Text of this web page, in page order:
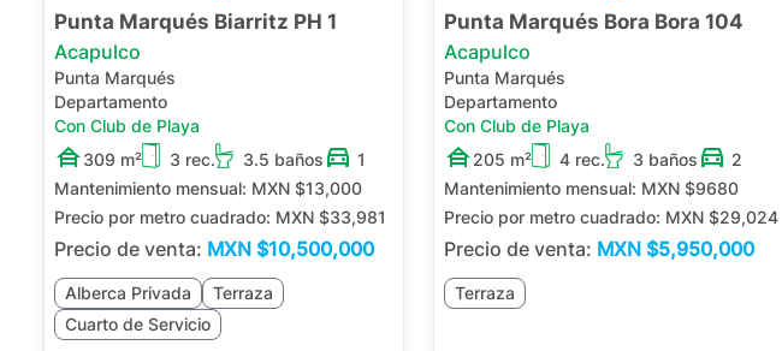
Punta Marqués Biarritz PH 1
Acapulco
Punta Marqués
Departamento
Con Club de Playa
309 m²
3 rec. 3.5 baños
1
Mantenimiento mensual: MXN $13,000
Precio por metro cuadrado: MXN $33,981
Precio de venta: MXN $10,500,000
Alberca Privada
Terraza
Cuarto de Servicio
Punta Marqués Bora Bora 104
Acapulco
Punta Marqués
Departamento
Con Club de Playa
205 m²
4 rec. 3 baños
2
Mantenimiento mensual: MXN $9680
Precio por metro cuadrado: MXN $29,024
Precio de venta: MXN $5,950,000
Terraza